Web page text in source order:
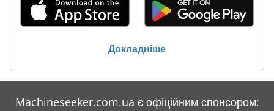
Докладніше
Machineseeker.com.ua є офіційним спонсором: